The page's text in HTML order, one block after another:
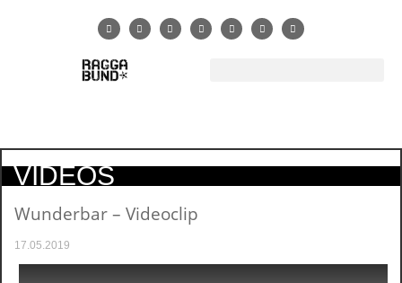
VIDEOS
Wunderbar – Videoclip
17.05.2019